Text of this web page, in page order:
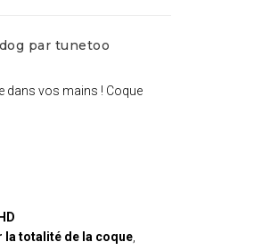
par tunetoo
dans vos mains ! Coque
totalité de la coque